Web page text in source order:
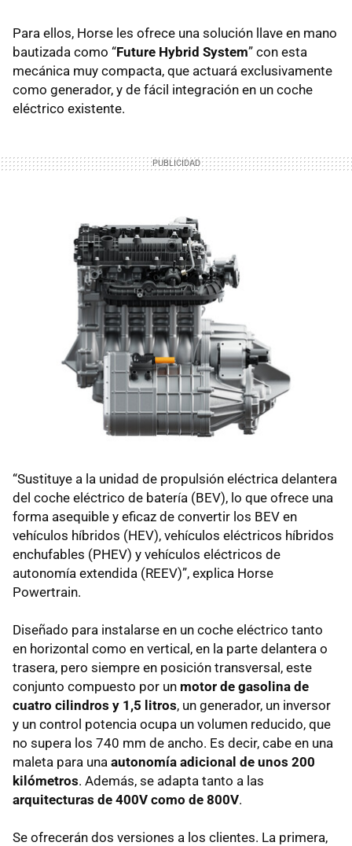
Para ellos, Horse les ofrece una solución llave en mano
bautizada como “Future Hybrid System” con esta
mecánica muy compacta, que actuará exclusivamente
como generador, y de fácil integración en un coche
eléctrico existente.
“Sustituye a la unidad de propulsión eléctrica delantera
del coche eléctrico de batería (BEV), lo que ofrece una
forma asequible y eficaz de convertir los BEV en
vehículos híbridos (HEV), vehículos eléctricos híbridos
enchufables (PHEV) y vehículos eléctricos de
autonomía extendida (REEV)”, explica Horse
Powertrain.
Diseñado para instalarse en un coche eléctrico tanto
en horizontal como en vertical, en la parte delantera o
trasera, pero siempre en posición transversal, este
conjunto compuesto por un motor de gasolina de
cuatro cilindros y 1,5 litros, un generador, un inversor
y un control potencia ocupa un volumen reducido, que
no supera los 740 mm de ancho. Es decir, cabe en una
maleta para una autonomía adicional de unos 200
kilómetros. Además, se adapta tanto a las
arquitecturas de 400V como de 800V.
Se ofrecerán dos versiones a los clientes. La primera,